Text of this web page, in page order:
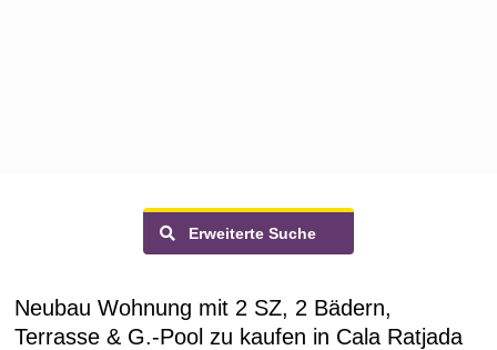
Erweiterte Suche
Neubau Wohnung mit 2 SZ, 2 Bädern,
Terrasse & G.-Pool zu kaufen in Cala Ratjada